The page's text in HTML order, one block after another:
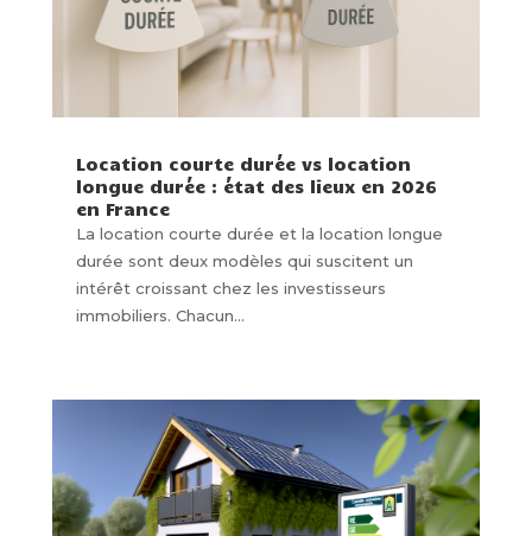
Location courte durée vs location
longue durée : état des lieux en 2026
en France
La location courte durée et la location longue
durée sont deux modèles qui suscitent un
intérêt croissant chez les investisseurs
immobiliers. Chacun...